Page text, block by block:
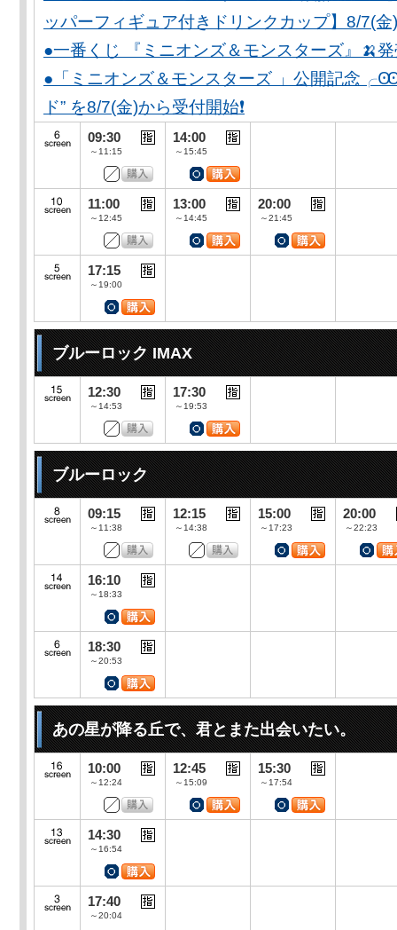
ッパーフィギュア付きドリンクカップ】8/7(金
●一番くじ 『ミニオンズ＆モンスターズ』🍌
●「ミニオンズ＆モンスターズ 」公開記念
ド” を8/7(金)から受付開始❗️
09:30
～11:15
14:00
～15:45
11:00
～12:45
13:00
～14:45
20:00
～21:45
17:15
～19:00
ブルーロック IMAX
12:30
～14:53
17:30
～19:53
ブルーロック
09:15
～11:38
12:15
～14:38
15:00
～17:23
20:00
～22:23
16:10
～18:33
18:30
～20:53
あの星が降る丘で、君とまた出会いたい。
10:00
～12:24
12:45
～15:09
15:30
～17:54
14:30
～16:54
17:40
～20:04